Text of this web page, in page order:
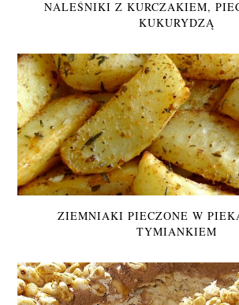
NALEŚNIKI Z KURCZAKIEM,
KUKURYDZĄ
ZIEMNIAKI PIECZONE W
TYMIANKIEM